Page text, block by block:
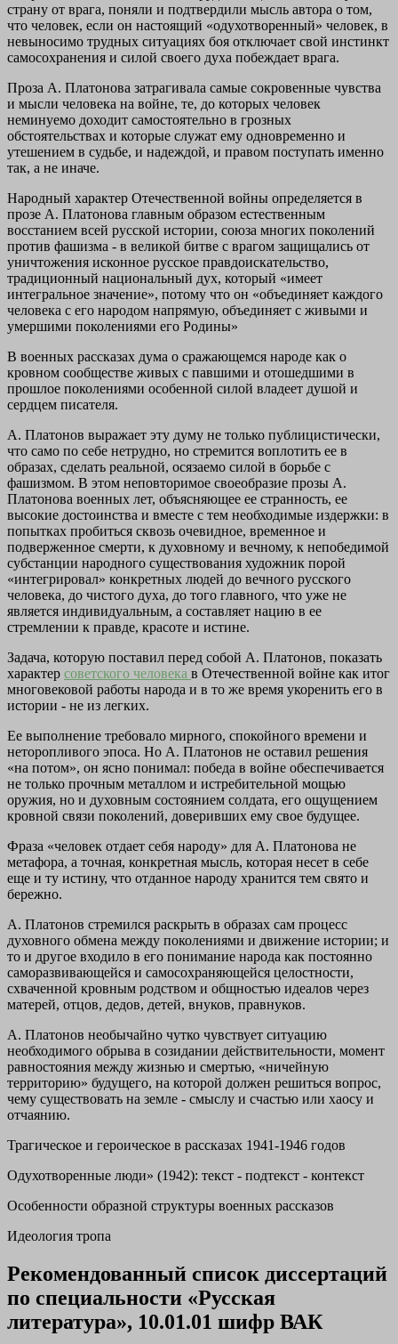
страну от врага, поняли и подтвердили мысль автора о том,
что человек, если он настоящий «одухотворенный» человек, в
невыносимо трудных ситуациях боя отключает свой инстинкт
самосохранения и силой своего духа побеждает врага.
Проза А. Платонова затрагивала самые сокровенные чувства
и мысли человека на войне, те, до которых человек
неминуемо доходит самостоятельно в грозных
обстоятельствах и которые служат ему одновременно и
утешением в судьбе, и надеждой, и правом поступать именно
так, а не иначе.
Народный характер Отечественной войны определяется в
прозе А. Платонова главным образом естественным
восстанием всей русской истории, союза многих поколений
против фашизма - в великой битве с врагом защищались от
уничтожения исконное русское правдоискательство,
традиционный национальный дух, который «имеет
интегральное значение», потому что он «объединяет каждого
человека с его народом напрямую, объединяет с живыми и
умершими поколениями его Родины»
В военных рассказах дума о сражающемся народе как о
кровном сообществе живых с павшими и отошедшими в
прошлое поколениями особенной силой владеет душой и
сердцем писателя.
А. Платонов выражает эту думу не только публицистически,
что само по себе нетрудно, но стремится воплотить ее в
образах, сделать реальной, осязаемо силой в борьбе с
фашизмом. В этом неповторимое своеобразие прозы А.
Платонова военных лет, объясняющее ее странность, ее
высокие достоинства и вместе с тем необходимые издержки: в
попытках пробиться сквозь очевидное, временное и
подверженное смерти, к духовному и вечному, к непобедимой
субстанции народного существования художник порой
«интегрировал» конкретных людей до вечного русского
человека, до чистого духа, до того главного, что уже не
является индивидуальным, а составляет нацию в ее
стремлении к правде, красоте и истине.
Задача, которую поставил перед собой А. Платонов, показать
характер советского человека в Отечественной войне как итог
многовековой работы народа и в то же время укоренить его в
истории - не из легких.
Ее выполнение требовало мирного, спокойного времени и
неторопливого эпоса. Но А. Платонов не оставил решения
«на потом», он ясно понимал: победа в войне обеспечивается
не только прочным металлом и истребительной мощью
оружия, но и духовным состоянием солдата, его ощущением
кровной связи поколений, доверивших ему свое будущее.
Фраза «человек отдает себя народу» для А. Платонова не
метафора, а точная, конкретная мысль, которая несет в себе
еще и ту истину, что отданное народу хранится тем свято и
бережно.
А. Платонов стремился раскрыть в образах сам процесс
духовного обмена между поколениями и движение истории; и
то и другое входило в его понимание народа как постоянно
саморазвивающейся и самосохраняющейся целостности,
схваченной кровным родством и общностью идеалов через
матерей, отцов, дедов, детей, внуков, правнуков.
А. Платонов необычайно чутко чувствует ситуацию
необходимого обрыва в созидании действительности, момент
равностояния между жизнью и смертью, «ничейную
территорию» будущего, на которой должен решиться вопрос,
чему существовать на земле - смыслу и счастью или хаосу и
отчаянию.
Трагическое и героическое в рассказах 1941-1946 годов
Одухотворенные люди» (1942): текст - подтекст - контекст
Особенности образной структуры военных рассказов
Идеология тропа
Рекомендованный список диссертаций
по специальности «Русская
литература», 10.01.01 шифр ВАК